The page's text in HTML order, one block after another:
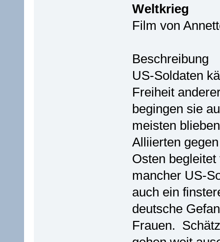
Weltkrieg
Film von
Beschreibung
US-Soldaten
Freiheit
begingen sie
meisten
Alliierten
Osten
mancher US-
auch ein
deutsche
Frauen.